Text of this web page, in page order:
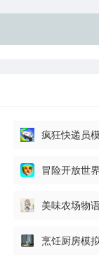
疯狂快递员
冒险开放世
美味农场物